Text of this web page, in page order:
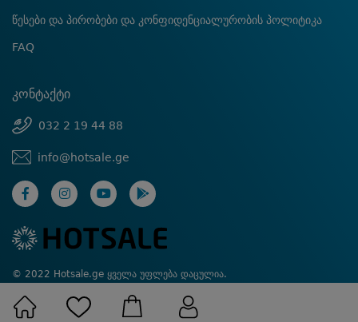
წესები და პირობები და კონფიდენციალურობის პოლიტიკა
FAQ
კონტაქტი
032 2 19 44 88
info@hotsale.ge
© 2022 Hotsale.ge ყველა უფლება დაცულია.
Created by Proservice